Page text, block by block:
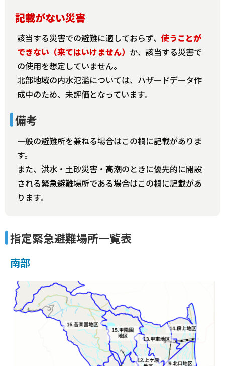
記載がない災害
該当する災害での避難に適しておらず、使うことが
できない（来てはいけません） か、該当する災害で
の使用を想定していません。
北部地域の内水氾濫については、ハザードデータ作
成中のため、未評価となっています。
備考
一般の避難所を兼ねる場合はこの欄に記載がありま
す。
また、洪水・土砂災害・高潮のときに優先的に開設
される緊急避難場所である場合はこの欄に記載があ
ります。
指定緊急避難場所一覧表
南部